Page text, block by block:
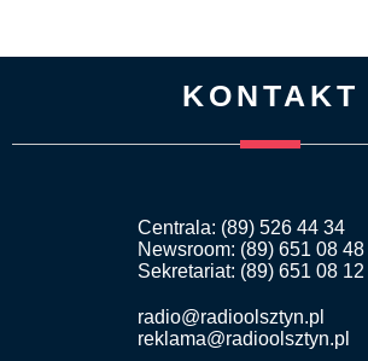
KONTAKT
Centrala: (89) 526 44 34
Newsroom: (89) 651 08 48
Sekretariat: (89) 651 08 12
radio@radioolsztyn.pl
reklama@radioolsztyn.pl